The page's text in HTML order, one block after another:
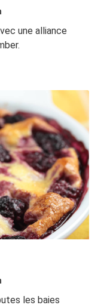
une alliance
les baies